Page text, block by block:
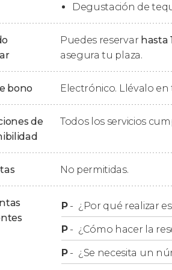
a
México
. Finalmente, os
cuenta, comer o hacer algunas
nos reuniremos de nuevo para
autobús a Guadalajara. La
de la recogida.
está incluida en los hoteles
Expo
. Si estáis alojados en
de encuentro.
Degustación de
Puedes reservar hasta
asegura tu plaza.
bono Electrónico. Llévalo en
de
Todos los servicios
No permitidas.
P- ¿Por qué realizar
P- ¿Cómo hacer la
P- ¿Se necesita un